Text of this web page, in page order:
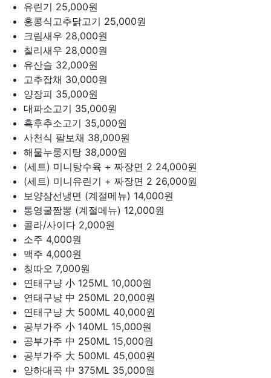
유린기 25,000원
홍콩식고추닭고기 25,000원
크림새우 28,000원
칠리새우 28,000원
유산슬 32,000원
고추잡채 30,000원
양장피 35,000원
대파소고기 35,000원
흑후추소고기 35,000원
사천식 팔보채 38,000원
해물누룽지탕 38,000원
(세트) 미니탕수육 + 짜장면 2 24,000원
(세트) 미니유린기 + 짜장면 2 26,000원
보양삼선냉면 (계절메뉴) 14,000원
통영굴짬뽕 (계절메뉴) 12,000원
콜라/사이다 2,000원
소주 4,000원
맥주 4,000원
칭따오 7,000원
연태구냥 小 125ML 10,000원
연태구냥 中 250ML 20,000원
연태구냥 大 500ML 40,000원
공부가주 小 140ML 15,000원
공부가주 中 250ML 15,000원
공부가주 大 500ML 45,000원
양하대곡 中 375ML 35,000원